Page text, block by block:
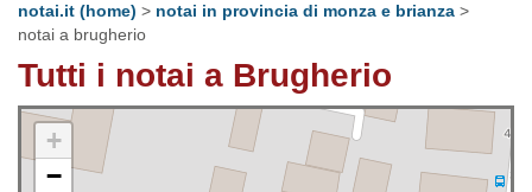
notai.it (home) > notai in provincia di monza e brianza >
notai a brugherio
Tutti i notai a Brugherio
+
−